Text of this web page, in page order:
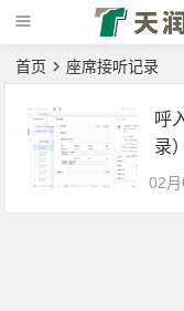
首页 座席接听记录
呼
录）
02月